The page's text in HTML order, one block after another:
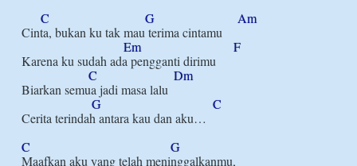
C G
Am
Cinta, bukan ku tak mau terima cintamu
Em
F
Karena ku sudah ada pengganti dirimu
C
Dm
Biarkan semua jadi masa lalu
G
C
Cerita terindah antara kau dan aku…
C
G